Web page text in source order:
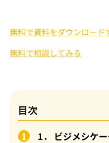
無料で資料をダウンロード
無料で相談してみる
目次
1． ビジメシケ